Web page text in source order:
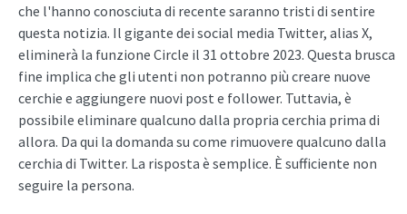
che l'hanno conosciuta di recente saranno tristi di sentire
questa notizia. Il gigante dei social media Twitter, alias X,
eliminerà la funzione Circle il 31 ottobre 2023. Questa brusca
fine implica che gli utenti non potranno più creare nuove
cerchie e aggiungere nuovi post e follower. Tuttavia, è
possibile eliminare qualcuno dalla propria cerchia prima di
allora. Da qui la domanda su come rimuovere qualcuno dalla
cerchia di Twitter. La risposta è semplice. È sufficiente non
seguire la persona.